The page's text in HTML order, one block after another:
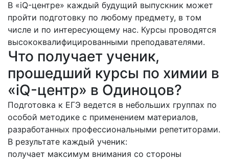
В «iQ-центре» каждый будущий выпускник может
пройти подготовку по любому предмету, в том
числе и по интересующему нас. Курсы проводятся
высококвалифицированными преподавателями.
Что получает ученик,
прошедший курсы по химии в
«iQ-центр» в Одиноцов?
Подготовка к ЕГЭ ведется в небольших группах по
особой методике с применением материалов,
разработанных профессиональными репетиторами.
В результате каждый ученик:
получает максимум внимания со стороны